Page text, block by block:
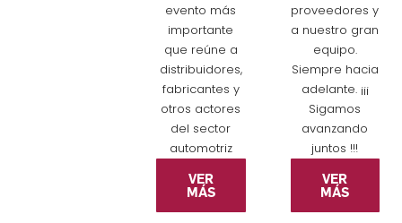
evento más
importante
que reúne a
distribuidores,
fabricantes y
otros actores
del sector
automotriz
VER
MÁS
proveedores y
a nuestro gran
equipo.
Siempre hacia
adelante. ¡¡¡
Sigamos
avanzando
juntos !!!
VER
MÁS